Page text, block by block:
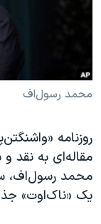
علم و فناوری
گالری عکس
آرشیو پخش زنده
انتخابات ریاست
رمز مهسا
اعتراضات زن،
مجموعه
تریبونال مردمی آبان
محمد رسول‌اف
مقاله‌ای به نقد و
محمد رسول‌اف،
یک «ناک‌اوت»